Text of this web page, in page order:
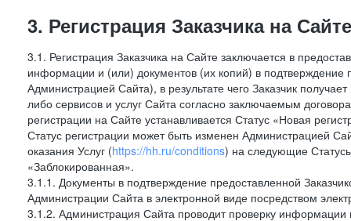
3. Регистрация Заказчика на Сайте
3.1. Регистрация Заказчика на Сайте заключается в
информации и (или) документов (их копий) в
Администрацией Сайта), в результате чего Заказчик
либо сервисов и услуг Сайта согласно заключаемым
регистрации на Сайте устанавливается Статус «Новая
Статус регистрации может быть изменен Администрацией
оказания Услуг (https://hh.ru/conditions) на следующие
«Заблокированная».
3.1.1. Документы в подтверждение предоставленной
Администрации Сайта в электронной виде посредством
3.1.2. Администрация Сайта проводит проверку информации